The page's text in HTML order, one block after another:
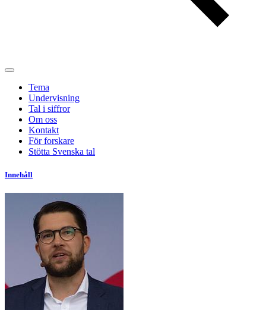
Tema
Undervisning
Tal i siffror
Om oss
Kontakt
För forskare
Stötta Svenska tal
Innehåll